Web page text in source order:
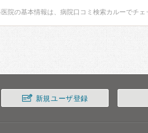
院の基本情報は、病院口コミ検索カルーでチ
新規ユーザ登録